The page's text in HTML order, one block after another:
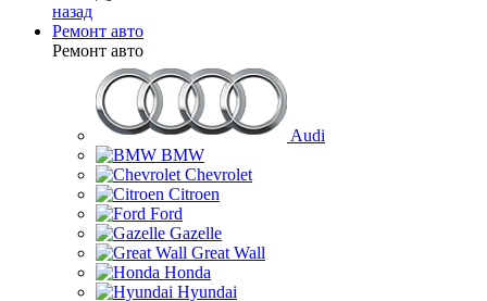
назад
Ремонт авто
Ремонт авто
Audi
BMW
Chevrolet
Citroen
Ford
Gazelle
Great Wall
Honda
Hyundai